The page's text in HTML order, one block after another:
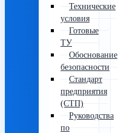
Технические
условия
Готовые
ТУ
Обоснование
безопасности
Стандарт
предприятия
(СТП)
Руководства
по